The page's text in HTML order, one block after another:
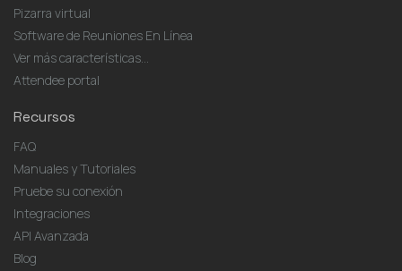
Pizarra virtual
Software de Reuniones En Línea
Ver más características...
Attendee portal
Recursos
FAQ
Manuales y Tutoriales
Pruebe su conexión
Integraciones
API Avanzada
Blog